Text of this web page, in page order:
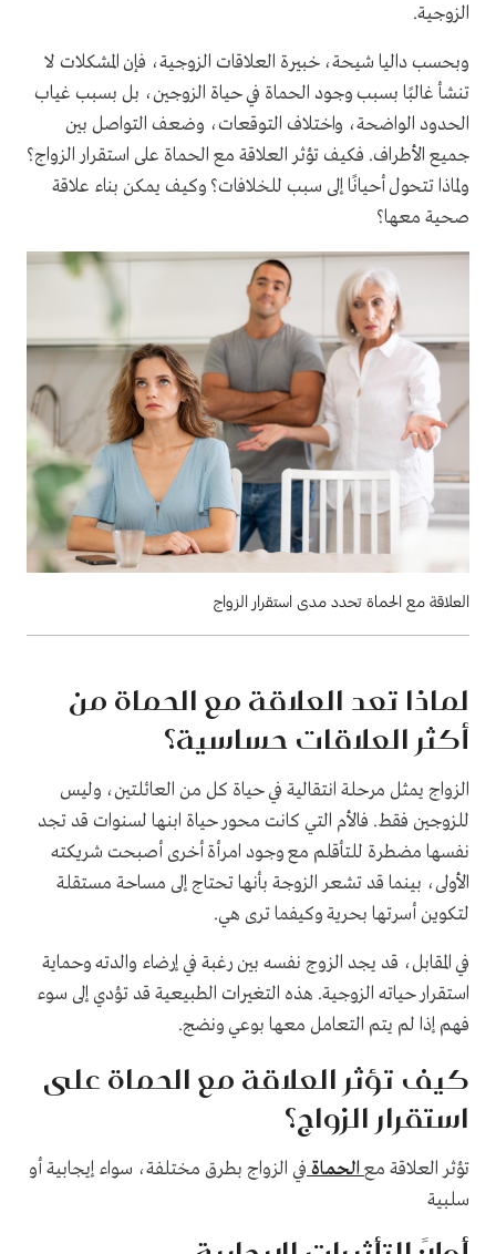
الزوجية.
وبحسب داليا شيحة، خبيرة العلاقات الزوجية، فإن المشكلات لا
تنشأ غالبًا بسبب وجود الحماة في حياة الزوجين، بل بسبب غياب
الحدود الواضحة، واختلاف التوقعات، وضعف التواصل بين
جميع الأطراف. فكيف تؤثر العلاقة مع الحماة على استقرار الزواج؟
ولماذا تتحول أحيانًا إلى سبب للخلافات؟ وكيف يمكن بناء علاقة
صحية معها؟
العلاقة مع الحماة تحدد مدى استقرار الزواج
لماذا تعد العلاقة مع الحماة من
أكثر العلاقات حساسية؟
الزواج يمثل مرحلة انتقالية في حياة كل من العائلتين، وليس
للزوجين فقط. فالأم التي كانت محور حياة ابنها لسنوات قد تجد
نفسها مضطرة للتأقلم مع وجود امرأة أخرى أصبحت شريكته
الأولى، بينما قد تشعر الزوجة بأنها تحتاج إلى مساحة مستقلة
لتكوين أسرتها بحرية وكيفما ترى هي.
في المقابل، قد يجد الزوج نفسه بين رغبة في إرضاء والدته وحماية
استقرار حياته الزوجية. هذه التغيرات الطبيعية قد تؤدي إلى سوء
فهم إذا لم يتم التعامل معها بوعي ونضج.
كيف تؤثر العلاقة مع الحماة على
استقرار الزواج؟
تؤثر العلاقة معالحماة في الزواج بطرق مختلفة، سواء إيجابية أو
سلبية